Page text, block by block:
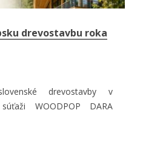
drevostavbu roka
drevostavby v
WOODPOP DARA